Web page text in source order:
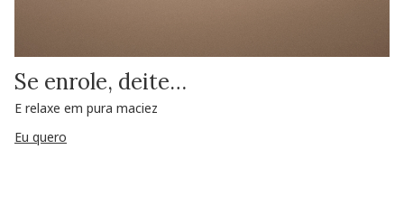
Se enrole, deite…
E relaxe em pura maciez
Eu quero